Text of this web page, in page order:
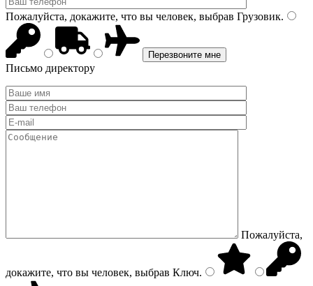
Пожалуйста, докажите, что вы человек, выбрав Грузовик.
Письмо директору
Пожалуйста,
докажите, что вы человек, выбрав Ключ.